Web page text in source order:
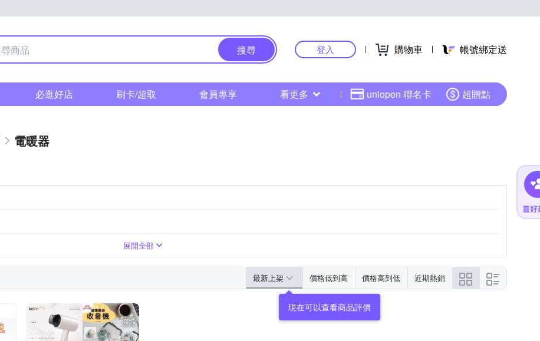
搜尋 登入 購物車 帳號綁定送
必逛好店 刷卡/超取 會員專享 看更多 uniopen 聯名卡 超贈點
電暖器
展開全部
最新上架 價格低到高 價格高到低 近期熱銷
現在可以查看商品評價